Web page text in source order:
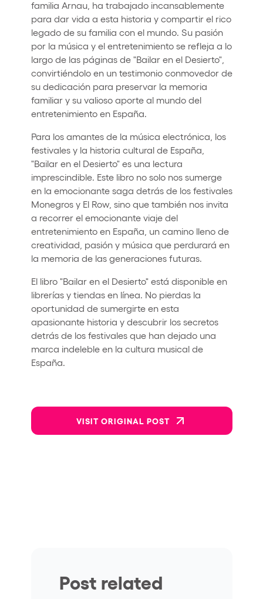
familia Arnau, ha trabajado incansablemente
para dar vida a esta historia y compartir el rico
legado de su familia con el mundo. Su pasión
por la música y el entretenimiento se refleja a lo
largo de las páginas de "Bailar en el Desierto",
convirtiéndolo en un testimonio conmovedor de
su dedicación para preservar la memoria
familiar y su valioso aporte al mundo del
entretenimiento en España.
Para los amantes de la música electrónica, los
festivales y la historia cultural de España,
"Bailar en el Desierto" es una lectura
imprescindible. Este libro no solo nos sumerge
en la emocionante saga detrás de los festivales
Monegros y El Row, sino que también nos invita
a recorrer el emocionante viaje del
entretenimiento en España, un camino lleno de
creatividad, pasión y música que perdurará en
la memoria de las generaciones futuras.
El libro "Bailar en el Desierto" está disponible en
librerías y tiendas en línea. No pierdas la
oportunidad de sumergirte en esta
apasionante historia y descubrir los secretos
detrás de los festivales que han dejado una
marca indeleble en la cultura musical de
España.
VISIT ORIGINAL POST
Post related